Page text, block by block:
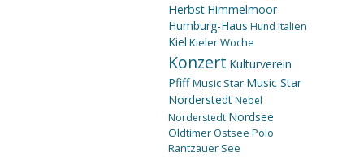
Herbst Himmelmoor
Humburg-Haus Hund Italien
Kiel Kieler Woche
Konzert Kulturverein
PfiffMusic Star Music Star
Norderstedt Nebel
Norderstedt Nordsee
OldtimerOstsee Polo
Rantzauer See